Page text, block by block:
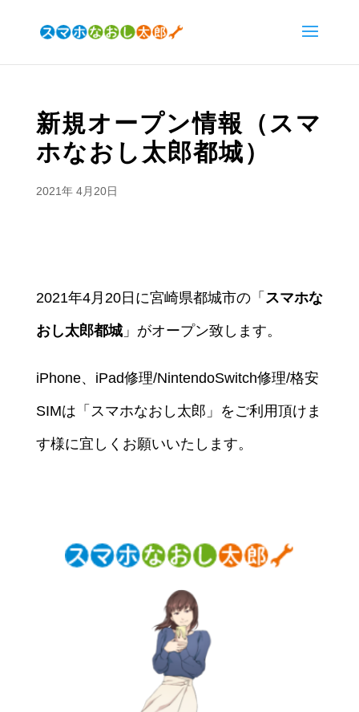
新規オープン情報（スマ
ホなおし太郎都城）
2021年 4月20日
2021年4月20日に宮崎県都城市の「 スマホな
おし太郎都城」がオープン致します。
iPhone、iPad修理/NintendoSwitch修理/格安
SIMは「スマホなおし太郎」をご利用頂けま
す様に宜しくお願いいたします。